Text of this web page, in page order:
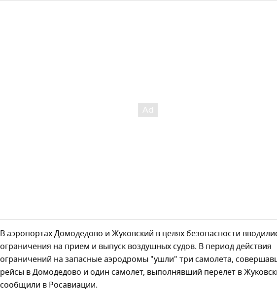
В аэропортах Домодедово и Жуковский в целях безопасности
ограничения на прием и выпуск воздушных судов. В период действия
ограничений на запасные аэродромы "ушли" три самолета,
рейсы в Домодедово и один самолет, выполнявший перелет в
сообщили в Росавиации.